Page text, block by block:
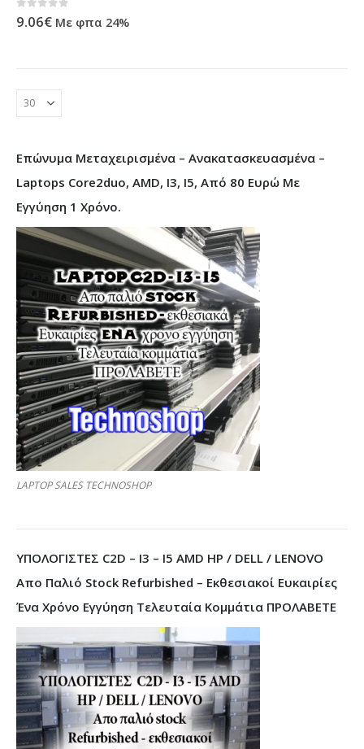
0out of 5
9.06€ Με φπα 24%
Επώνυμα Μεταχειρισμένα – Ανακατασκευασμένα –
Laptops Core2duo, AMD, I3, I5, Από 80 Ευρώ Με
Εγγύηση 1 Χρόνο.
LAPTOP SALES TECHNOSHOP
ΥΠΟΛΟΓΙΣΤΕΣ C2D – I3 – I5 AMD HP / DELL / LENOVO
Απο Παλιό Stock Refurbished – Εκθεσιακοί Ευκαιρίες
Ένα Χρόνο Εγγύηση Τελευταία Κομμάτια ΠΡΟΛΑΒΕΤΕ